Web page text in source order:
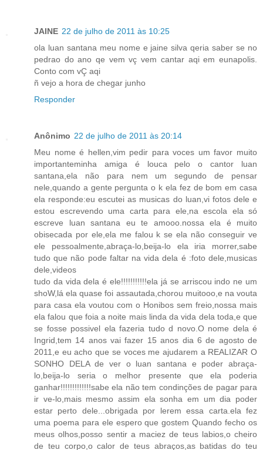
JAINE 22 de julho de 2011 às 10:25
ola luan santana meu nome e jaine silva qeria saber se no
pedrao do ano qe vem vç vem cantar aqi em eunapolis.
Conto com vÇ aqi
ñ vejo a hora de chegar junho
Responder
Anônimo 22 de julho de 2011 às 20:14
Meu nome é hellen,vim pedir para voces um favor muito
importanteminha amiga é louca pelo o cantor luan
santana,ela não para nem um segundo de pensar
nele,quando a gente pergunta o k ela fez de bom em casa
ela responde:eu escutei as musicas do luan,vi fotos dele e
estou escrevendo uma carta para ele,na escola ela só
escreve luan santana eu te amooo.nossa ela é muito
obisecada por ele,ela me falou k se ela não conseguir ve
ele pessoalmente,abraça-lo,beija-lo ela iria morrer,sabe
tudo que não pode faltar na vida dela é :foto dele,musicas
dele,videos
tudo da vida dela é ele!!!!!!!!!!!ela já se arriscou indo ne um
shoW,lá ela quase foi assautada,chorou muitooo,e na vouta
para casa ela voutou com o Honibos sem freio,nossa mais
ela falou que foia a noite mais linda da vida dela toda,e que
se fosse possivel ela fazeria tudo d novo.O nome dela é
Ingrid,tem 14 anos vai fazer 15 anos dia 6 de agosto de
2011,e eu acho que se voces me ajudarem a REALIZAR O
SONHO DELA de ver o luan santana e poder abraça-
lo,beija-lo seria o melhor presente que ela poderia
ganhar!!!!!!!!!!!!!sabe ela não tem condinções de pagar para
ir ve-lo,mais mesmo assim ela sonha em um dia poder
estar perto dele...obrigada por lerem essa carta.ela fez
uma poema para ele espero que gostem Quando fecho os
meus olhos,posso sentir a maciez de teus labios,o cheiro
de teu corpo,o calor de teus abraços,as batidas do teu